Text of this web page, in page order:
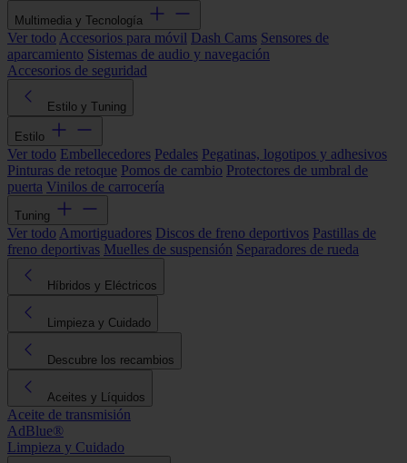
Multimedia y Tecnología
Ver todo Accesorios para móvil Dash Cams Sensores de
aparcamiento Sistemas de audio y navegación
Accesorios de seguridad
Estilo y Tuning
Estilo
Ver todo Embellecedores Pedales Pegatinas, logotipos y adhesivos
Pinturas de retoque Pomos de cambio Protectores de umbral de
puerta Vinilos de carrocería
Tuning
Ver todo Amortiguadores Discos de freno deportivos Pastillas de
freno deportivas Muelles de suspensión Separadores de rueda
Híbridos y Eléctricos
Limpieza y Cuidado
Descubre los recambios
Aceites y Líquidos
Aceite de transmisión
AdBlue®
Limpieza y Cuidado